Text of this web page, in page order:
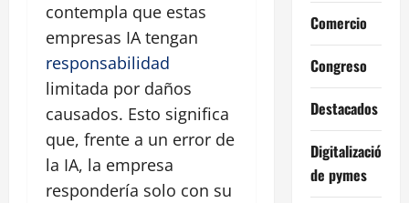
contempla que estas
empresas IA tengan
responsabilidad
limitada por daños
causados. Esto significa
que, frente a un error de
la IA, la empresa
respondería solo con su
Comercio
Congreso
Destacados
Digitalización
de pymes